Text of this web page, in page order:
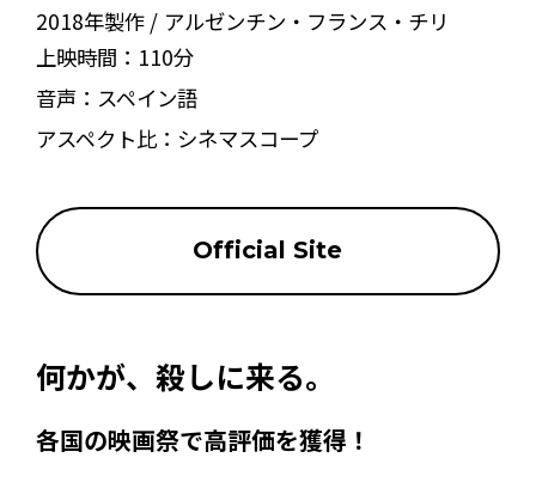
2018年製作
アルゼンチン・フランス・チリ
上映時間： 110分
音声： スペイン語
アスペクト比： シネマスコープ
Official Site
何かが、殺しに来る。
各国の映画祭で高評価を獲得！